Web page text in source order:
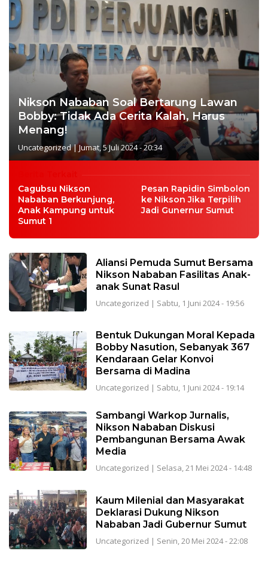
Nikson Nababan Soal Bertarung Lawan
Bobby: Tidak Ada Cerita Kalah, Harus
Menang!
Uncategorized|Jumat, 5 Juli 2024 - 20:34
Cagubsu Nikson
Nababan Berkunjung,
Anak Kampung untuk
Sumut 1
Pesan Rapidin Simbolon
ke Nikson Jika Terpilih
Jadi Gunernur Sumut
Aliansi Pemuda Sumut Bersama
Nikson Nababan Fasilitas Anak-
anak Sunat Rasul
Uncategorized | Sabtu, 1 Juni 2024 - 19:56
Bentuk Dukungan Moral Kepada
Bobby Nasution, Sebanyak 367
Kendaraan Gelar Konvoi
Bersama di Madina
Uncategorized | Sabtu, 1 Juni 2024 - 19:14
Sambangi Warkop Jurnalis,
Nikson Nababan Diskusi
Pembangunan Bersama Awak
Media
Uncategorized | Selasa, 21 Mei 2024 - 14:48
Kaum Milenial dan Masyarakat
Deklarasi Dukung Nikson
Nababan Jadi Gubernur Sumut
Uncategorized | Senin, 20 Mei 2024 - 22:08